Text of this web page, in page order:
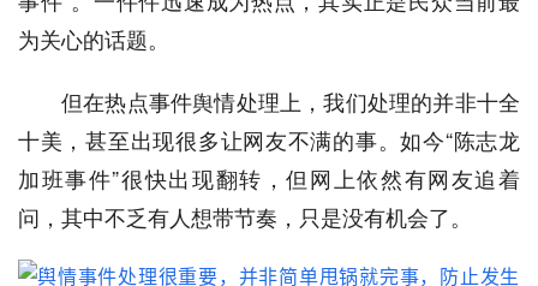
为关心的话题。
但在热点事件舆情处理上，我们处理的并非十全
十美，甚至出现很多让网友不满的事。如今“陈志龙
加班事件”很快出现翻转，但网上依然有网友追着
问，其中不乏有人想带节奏，只是没有机会了。